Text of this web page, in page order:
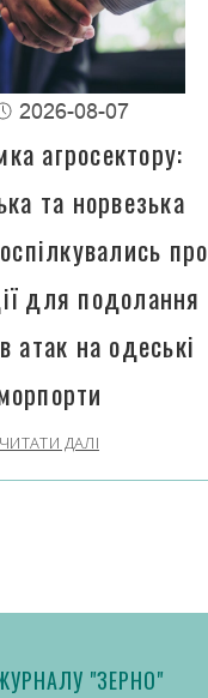
2026-08-07
агросектору:
та норвезька
про
для подолання
атак на одеські
ЧИТАТИ ДАЛІ
"ЗЕРНО"